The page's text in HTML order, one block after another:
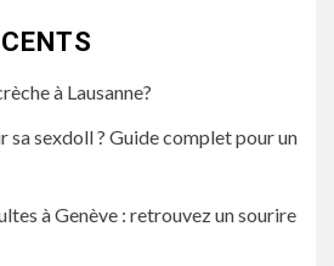
à Lausanne?
sa sexdoll ? Guide complet pour un
à Genève : retrouvez un sourire